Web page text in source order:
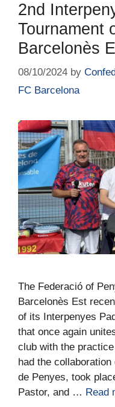
2nd
Tournament
Barcelonès
08/10/2024 by
FC Barcelona
The Federació of
Barcelonès Est
of its Interpenyes
that once again
club with the
had the
de Penyes, took
Pastor, and … Read